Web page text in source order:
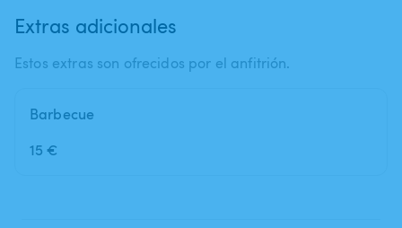
Extras adicionales
Estos extras son ofrecidos por el anfitrión.
Barbecue
15 €